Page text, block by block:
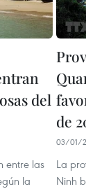
del
entre las
la
de
03/01/
La
Ninh